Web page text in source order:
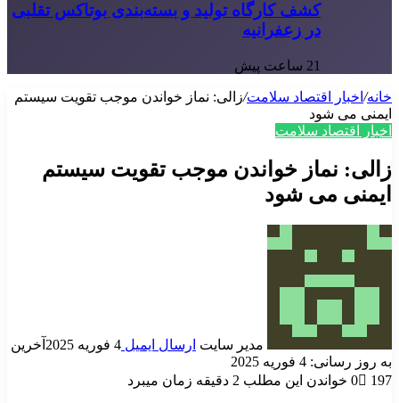
کشف کارگاه تولید و بسته‌بندی بوتاکس تقلبی
در زعفرانیه
21 ساعت پیش
خانه/ اخبار اقتصاد سلامت/زالی: نماز خواندن موجب تقویت سیستم
ایمنی می شود
اخبار اقتصاد سلامت
زالی: نماز خواندن موجب تقویت سیستم
ایمنی می شود
مدیر سایت ارسال ایمیل 4 فوریه 2025
آخرین
به روز رسانی: 4 فوریه 2025
0
197 خواندن این مطلب 2 دقیقه زمان میبرد